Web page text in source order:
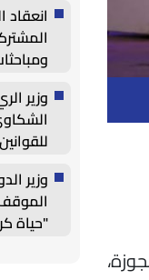
انعقاد
وزير
وزير
"حياة